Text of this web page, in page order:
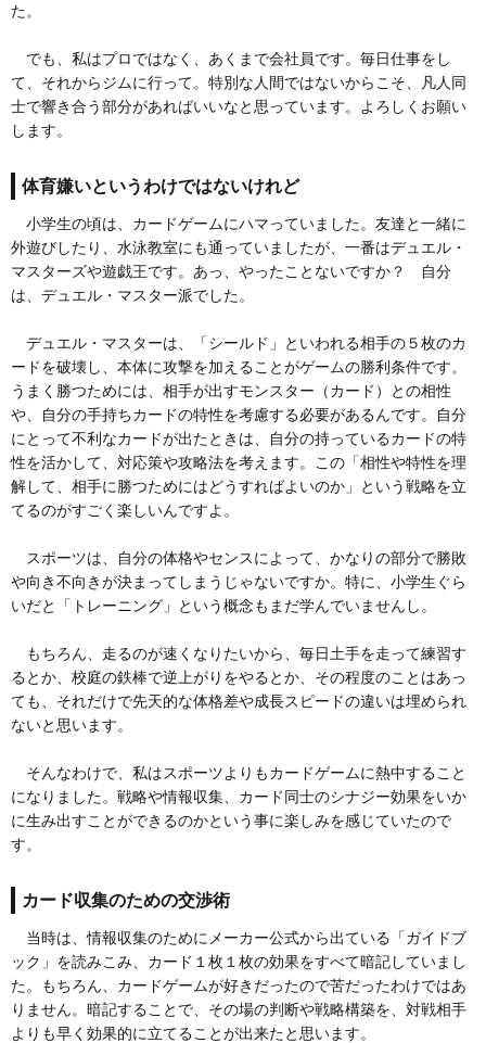
た。
でも、私はプロではなく、あくまで会社員です。毎日仕事をし
て、それからジムに行って。特別な人間ではないからこそ、凡人同
士で響き合う部分があればいいなと思っています。よろしくお願い
します。
体育嫌いというわけではないけれど
小学生の頃は、カードゲームにハマっていました。友達と一緒に
外遊びしたり、水泳教室にも通っていましたが、一番はデュエル・
マスターズや遊戯王です。あっ、やったことないですか？ 自分
は、デュエル・マスター派でした。
デュエル・マスターは、「シールド」といわれる相手の５枚のカ
ードを破壊し、本体に攻撃を加えることがゲームの勝利条件です。
うまく勝つためには、相手が出すモンスター（カード）との相性
や、自分の手持ちカードの特性を考慮する必要があるんです。自分
にとって不利なカードが出たときは、自分の持っているカードの特
性を活かして、対応策や攻略法を考えます。この「相性や特性を理
解して、相手に勝つためにはどうすればよいのか」という戦略を立
てるのがすごく楽しいんですよ。
スポーツは、自分の体格やセンスによって、かなりの部分で勝敗
や向き不向きが決まってしまうじゃないですか。特に、小学生ぐら
いだと「トレーニング」という概念もまだ学んでいませんし。
もちろん、走るのが速くなりたいから、毎日土手を走って練習す
るとか、校庭の鉄棒で逆上がりをやるとか、その程度のことはあっ
ても、それだけで先天的な体格差や成長スピードの違いは埋められ
ないと思います。
そんなわけで、私はスポーツよりもカードゲームに熱中すること
になりました。戦略や情報収集、カード同士のシナジー効果をいか
に生み出すことができるのかという事に楽しみを感じていたので
す。
カード収集のための交渉術
当時は、情報収集のためにメーカー公式から出ている「ガイドブ
ック」を読みこみ、カード１枚１枚の効果をすべて暗記していまし
た。もちろん、カードゲームが好きだったので苦だったわけではあ
りません。暗記することで、その場の判断や戦略構築を、対戦相手
よりも早く効果的に立てることが出来たと思います。